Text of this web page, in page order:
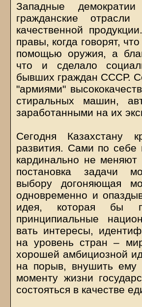
Западные демократии
гражданские
качественной
правы, когда говорят,
помощью оружия, а
что и сделало
бывших граждан СССР.
"армиями"
стиральных машин,
заработанными на их
Сегодня Казахстану
развития. Сами по
кардинально не меняют
постановка задачи
выбору догоняющая
одновременно и
идея, которая бы
принципиальные
вать интересы,
на уровень стран –
хорошей амбициозной
на порыв, внушить ему
моменту жизни
состояться в качестве